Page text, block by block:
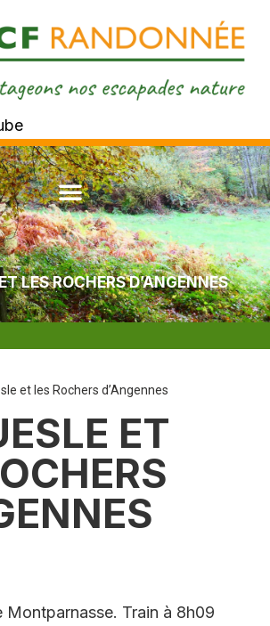
LES ROCHERS D’ANGENNES
et les Rochers d’Angennes
ET
Montparnasse. Train à 8h09